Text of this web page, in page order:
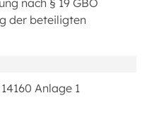
nach § 19 GBO
der beteiligten
Anlage 1